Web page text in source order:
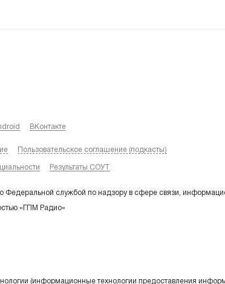
ВКонтакте
Пользовательское соглашение (подкасты)
Результаты СОУТ
службой по надзору в сфере связи,
«ГПМ Радио»
(информационные технологии предоставления